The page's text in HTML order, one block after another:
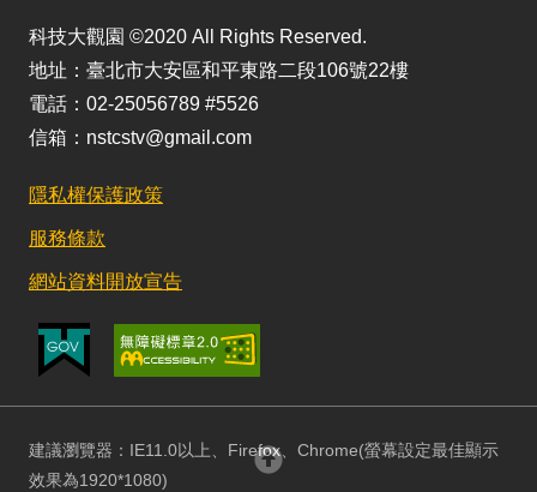
科技大觀園 ©2020 All Rights Reserved.
地址：臺北市大安區和平東路二段106號22樓
電話：02-25056789 #5526
信箱：nstcstv@gmail.com
隱私權保護政策
服務條款
網站資料開放宣告
建議瀏覽器：IE11.0以上、Firefox、Chrome(螢幕設定最佳顯示
效果為1920*1080)
回頂部